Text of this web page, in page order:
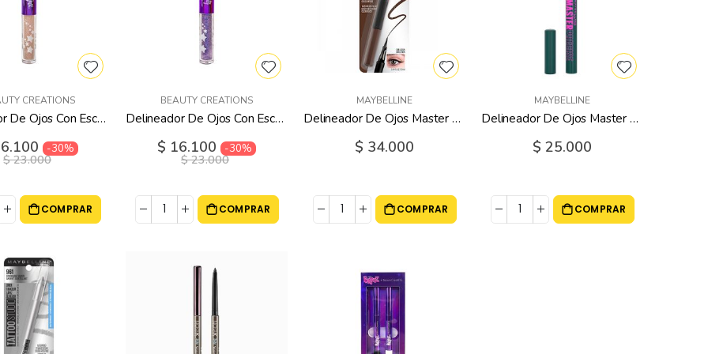
CREATIONS
Delineador De Ojos Con Escarcha Bratz Pink Silver Beauty Creations
$ 23.000
-30%
COMPRAR
BEAUTY CREATIONS
Delineador De Ojos Con Escarcha Bratz Purple White Beauty Creations
$ 23.000
Precio
especial
$ 16.100 -30%
COMPRAR
MAYBELLINE
Delineador De Ojos Master Precise #111 Forest Brown Maybelline - 1 Ml
$ 34.000
COMPRAR
MAYBELLINE
Delineador De Ojos Master Precise 112 Emerald Green Maybelline - 1 Ml
$ 25.000
COMPRAR